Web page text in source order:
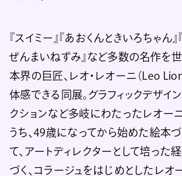
『スイミー』『あおくんときいろちゃん
ぜんまいねずみ』など多数の名作を
本界の巨匠、レオ・レオーニ（Leo
体感できる同展。グラフィックデザイ
クションなど多岐にわたったレオー
うち、49歳になってから始めた絵本
て、アートディレクターとして培った
づく、コラージュをはじめとしたレオ